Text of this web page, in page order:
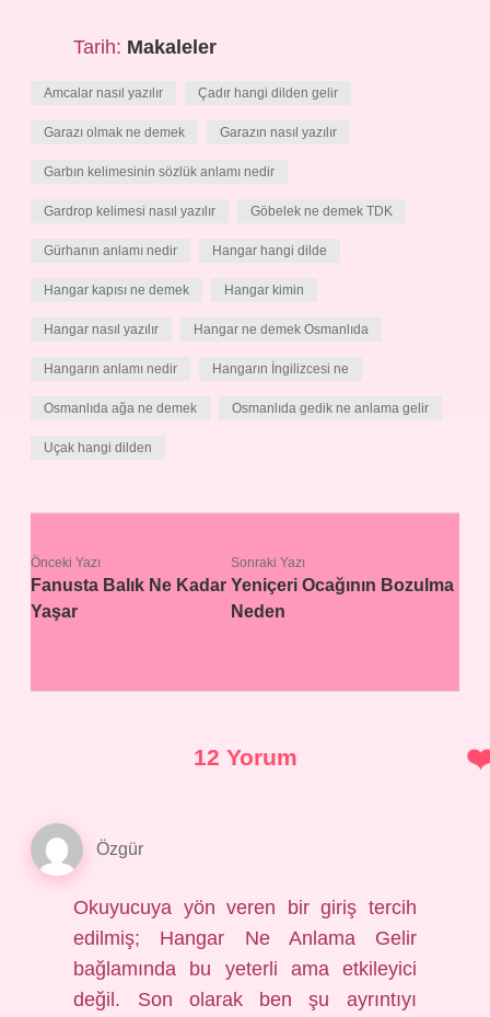
Tarih: Makaleler
Amcalar nasıl yazılır Çadır hangi dilden gelir
Garazı olmak ne demek Garazın nasıl yazılır
Garbın kelimesinin sözlük anlamı nedir
Gardrop kelimesi nasıl yazılır Göbelek ne demek TDK
Gürhanın anlamı nedir Hangar hangi dilde
Hangar kapısı ne demek Hangar kimin
Hangar nasıl yazılır Hangar ne demek Osmanlıda
Hangarın anlamı nedir Hangarın İngilizcesi ne
Osmanlıda ağa ne demek Osmanlıda gedik ne anlama gelir
Uçak hangi dilden
Önceki Yazı
Fanusta Balık Ne Kadar
Yaşar
Sonraki Yazı
Yeniçeri Ocağının Bozulma
Neden
12 Yorum
Özgür
Okuyucuya yön veren bir giriş tercih
edilmiş; Hangar Ne Anlama Gelir
bağlamında bu yeterli ama etkileyici
değil. Son olarak ben şu ayrıntıyı